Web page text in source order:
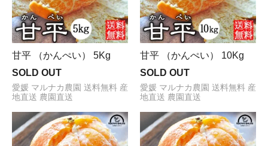
甘平 （かんぺい） 5Kg
SOLD OUT
愛媛 マルナカ農園 送料無料 産
地直送 農園直送
甘平 （かんぺい） 10Kg
SOLD OUT
愛媛 マルナカ農園 送料無料 産
地直送 農園直送